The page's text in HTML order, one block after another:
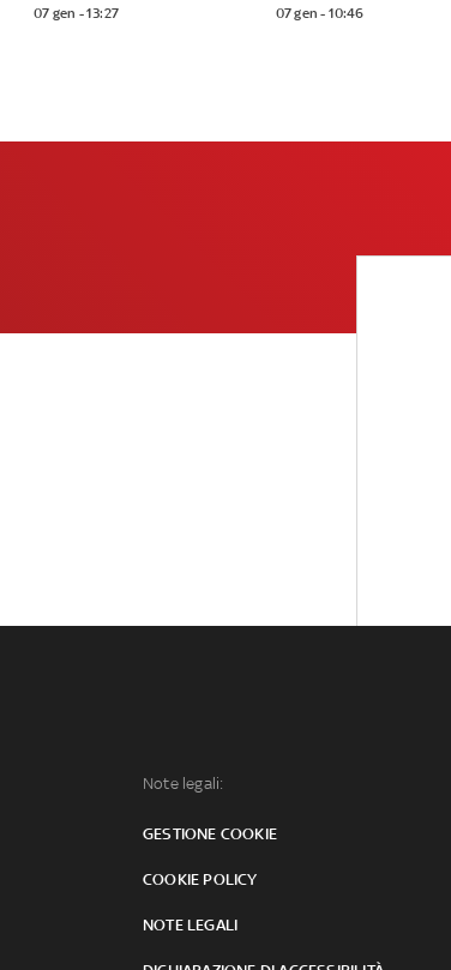
07 gen - 13:27 07 gen - 10:46
Note legali:
GESTIONE COOKIE
COOKIE POLICY
NOTE LEGALI